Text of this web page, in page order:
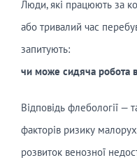
Люди, які працюють за
або тривалий час
запитують:
чи може сидяча робота
Відповідь флебології —
факторів ризику
розвиток венозної